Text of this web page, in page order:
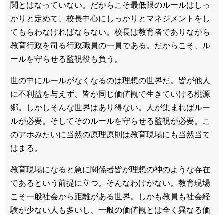
関とはなっていない。だからこそ最低限のルールはしっ
かりと定めて、校長中心にしっかりとマネジメントをし
てもらわなければならない。校長は教育者でありながら
教育行政を司る行政職員の一員である。だからこそ、ル
ールを守らせる監視役も負う。
世の中にルールがなくなるのは理想の世界だ。皆が他人
に不利益を与えず、皆が同じ価値観で生きていける桃源
郷。しかしそんな世界はあり得ない。人が集まればルー
ルが必要。そしてそのルールを守らせる監視が必要。こ
のアホみたいに当然の原理原則は教育現場にも当然当て
はまる。
教育現場になると急に関係者皆が理想の神のような存在
であるという前提に立つ。そんなわけがない。教育現場
こそ一般社会から距離がある世界。しかも教員も社会経
験が少ない人も多いし、一般の価値観とは全く異なる価